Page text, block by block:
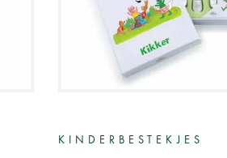
KINDERBESTEKJES